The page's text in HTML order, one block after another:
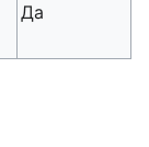
Да